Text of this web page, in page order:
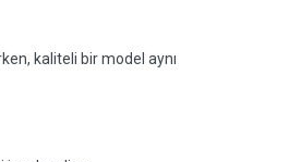
kaliteli bir model aynı